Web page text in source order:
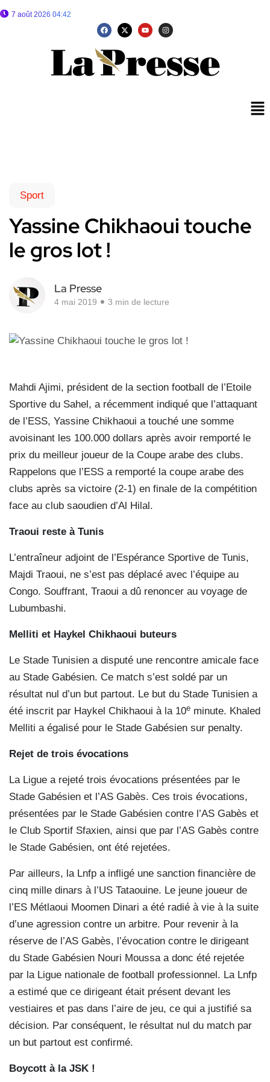
7 août 2026 04:42
Sport
Yassine Chikhaoui touche
le gros lot !
La Presse
4 mai 2019 3 min de lecture
Mahdi Ajimi, président de la section football de l’Etoile
Sportive du Sahel, a récemment indiqué que l’attaquant
de l’ESS, Yassine Chikhaoui a touché une somme
avoisinant les 100.000 dollars après avoir remporté le
prix du meilleur joueur de la Coupe arabe des clubs.
Rappelons que l’ESS a remporté la coupe arabe des
clubs après sa victoire (2-1) en finale de la compétition
face au club saoudien d’Al Hilal.
Traoui reste à Tunis
L’entraîneur adjoint de l’Espérance Sportive de Tunis,
Majdi Traoui, ne s’est pas déplacé avec l’équipe au
Congo. Souffrant, Traoui a dû renoncer au voyage de
Lubumbashi.
Melliti et Haykel Chikhaoui buteurs
Le Stade Tunisien a disputé une rencontre amicale face
au Stade Gabésien. Ce match s’est soldé par un
résultat nul d’un but partout. Le but du Stade Tunisien a
été inscrit par Haykel Chikhaoui à la 10e minute. Khaled
Melliti a égalisé pour le Stade Gabésien sur penalty.
Rejet de trois évocations
La Ligue a rejeté trois évocations présentées par le
Stade Gabésien et l’AS Gabès. Ces trois évocations,
présentées par le Stade Gabésien contre l’AS Gabès et
le Club Sportif Sfaxien, ainsi que par l’AS Gabès contre
le Stade Gabésien, ont été rejetées.
Par ailleurs, la Lnfp a infligé une sanction financière de
cinq mille dinars à l’US Tataouine. Le jeune joueur de
l’ES Métlaoui Moomen Dinari a été radié à vie à la suite
d’une agression contre un arbitre. Pour revenir à la
réserve de l’AS Gabès, l’évocation contre le dirigeant
du Stade Gabésien Nouri Moussa a donc été rejetée
par la Ligue nationale de football professionnel. La Lnfp
a estimé que ce dirigeant était présent devant les
vestiaires et pas dans l’aire de jeu, ce qui a justifié sa
décision. Par conséquent, le résultat nul du match par
un but partout est confirmé.
Boycott à la JSK !